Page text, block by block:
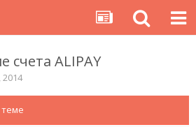
счета ALIPAY